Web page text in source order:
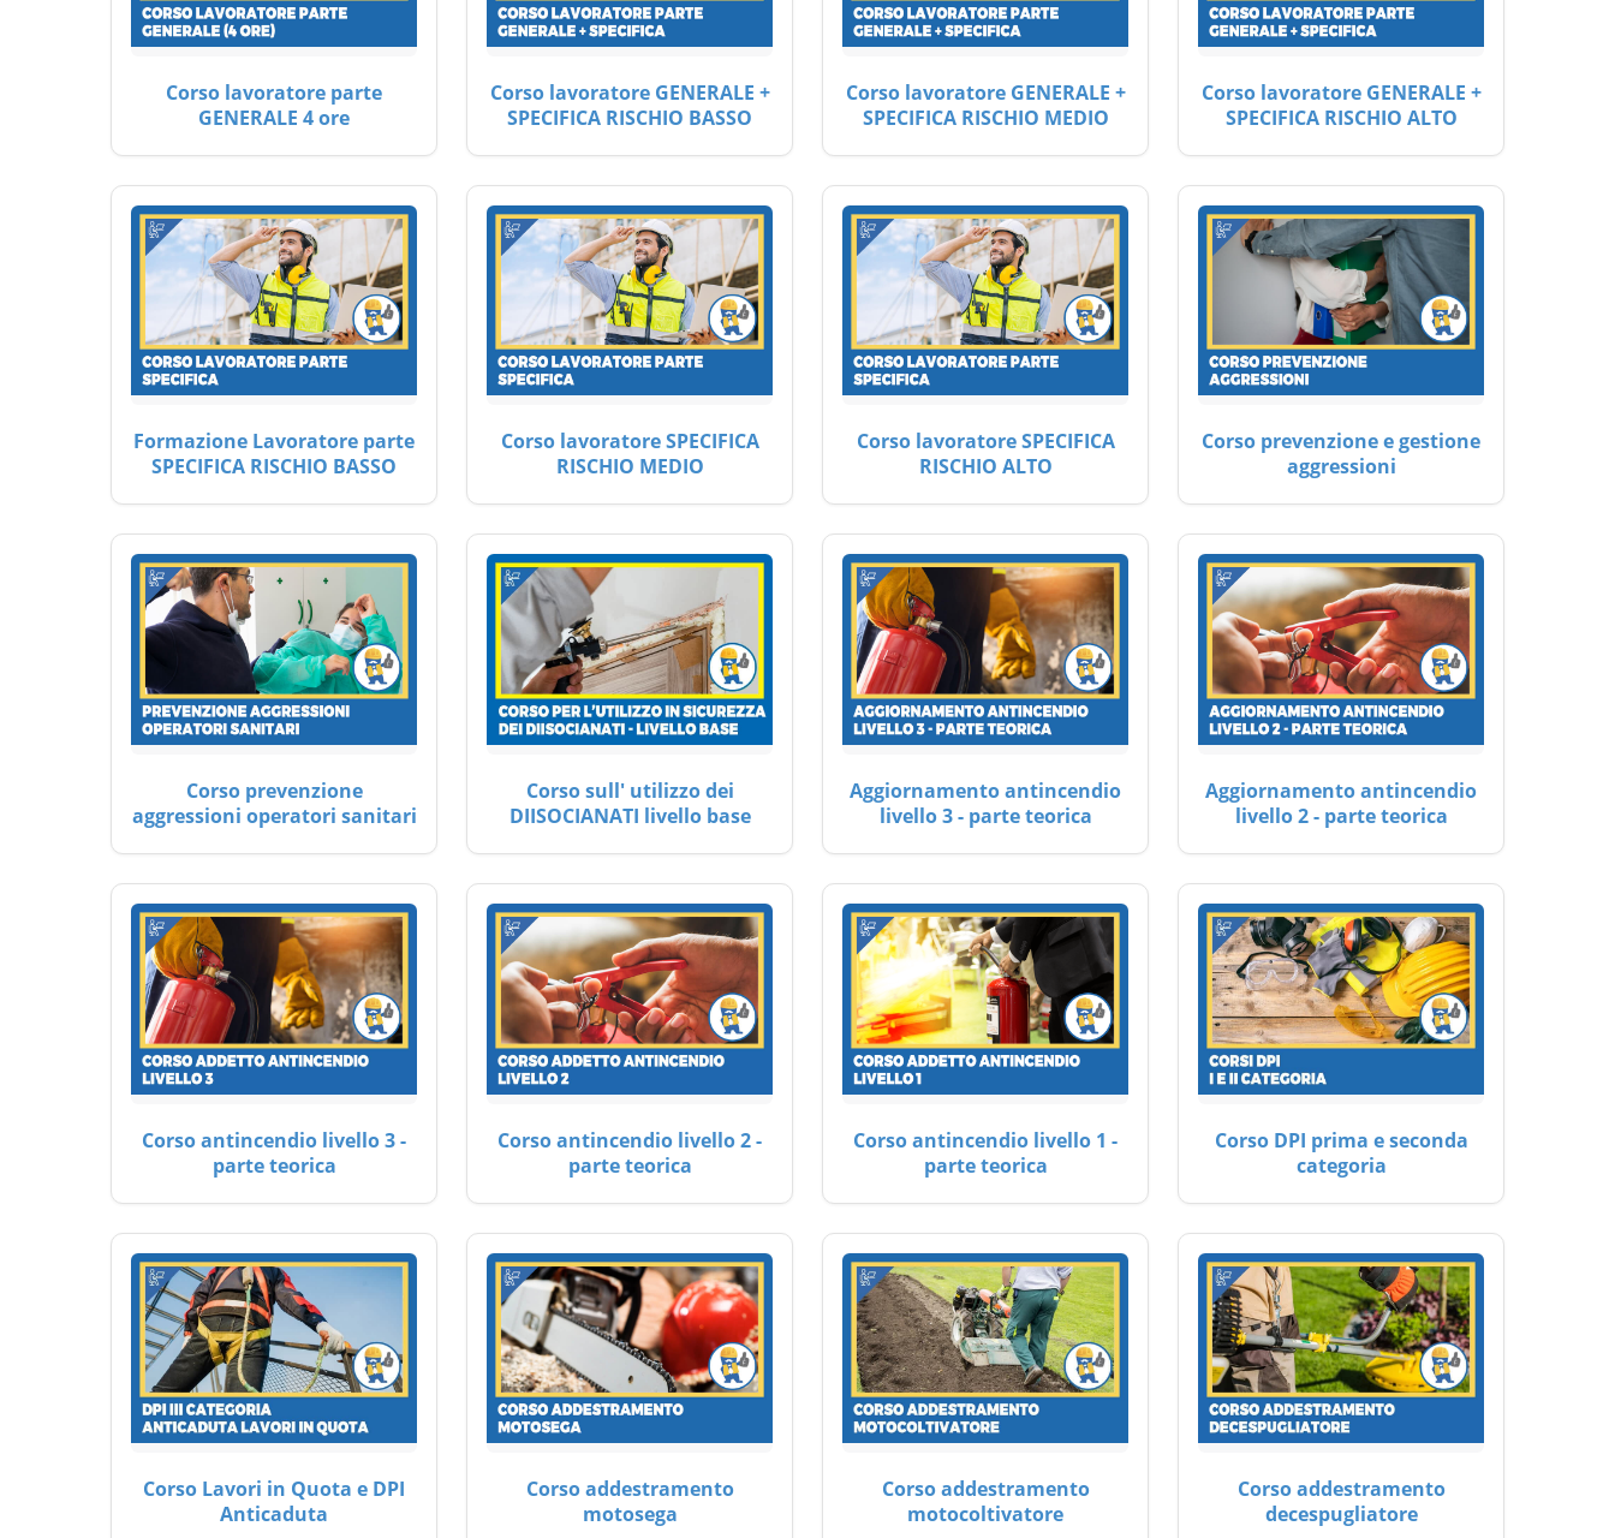
Corso lavoratore parte
GENERALE 4 ore
Corso lavoratore GENERALE +
SPECIFICA RISCHIO BASSO
Corso lavoratore GENERALE +
SPECIFICA RISCHIO MEDIO
Corso lavoratore GENERALE +
SPECIFICA RISCHIO ALTO
Formazione Lavoratore parte
SPECIFICA RISCHIO BASSO
Corso lavoratore SPECIFICA
RISCHIO MEDIO
Corso lavoratore SPECIFICA
RISCHIO ALTO
Corso prevenzione e gestione
aggressioni
Corso prevenzione
aggressioni operatori sanitari
Corso sull' utilizzo dei
DIISOCIANATI livello base
Aggiornamento antincendio
livello 3 - parte teorica
Aggiornamento antincendio
livello 2 - parte teorica
Corso antincendio livello 3 -
parte teorica
Corso antincendio livello 2 -
parte teorica
Corso antincendio livello 1 -
parte teorica
Corso DPI prima e seconda
categoria
Corso Lavori in Quota e DPI
Anticaduta
Corso addestramento
motosega
Corso addestramento
motocoltivatore
Corso addestramento
decespugliatore